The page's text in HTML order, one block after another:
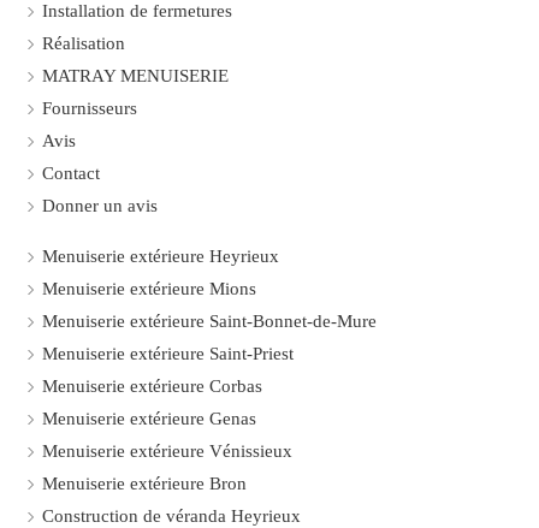
Installation de fermetures
Réalisation
MATRAY MENUISERIE
Fournisseurs
Avis
Contact
Donner un avis
Menuiserie extérieure Heyrieux
Menuiserie extérieure Mions
Menuiserie extérieure Saint-Bonnet-de-Mure
Menuiserie extérieure Saint-Priest
Menuiserie extérieure Corbas
Menuiserie extérieure Genas
Menuiserie extérieure Vénissieux
Menuiserie extérieure Bron
Construction de véranda Heyrieux